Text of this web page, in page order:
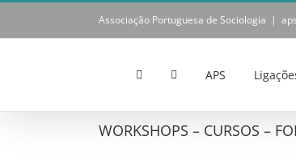
Skip
content
Associação Portuguesa de Sociologia |
APS
WORKSHOPS – CURSOS –